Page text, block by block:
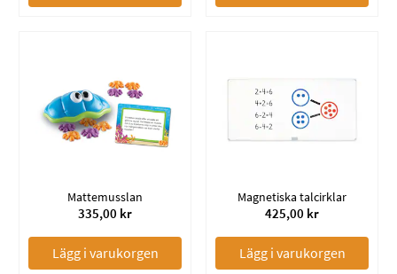
Mattemusslan
335,00 kr
Lägg i varukorgen
Magnetiska talcirklar
425,00 kr
Lägg i varukorgen